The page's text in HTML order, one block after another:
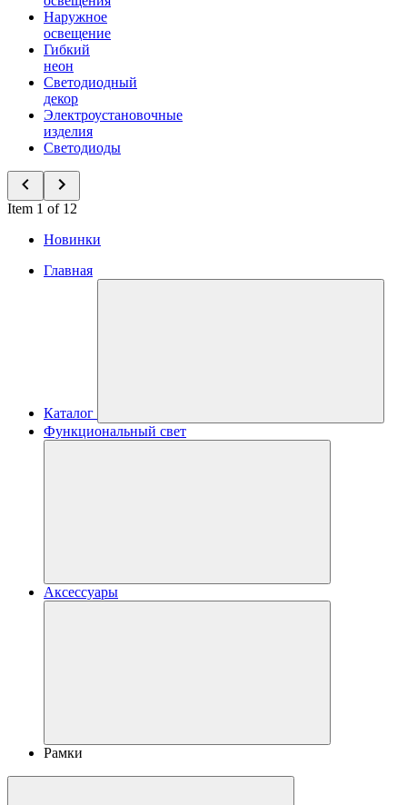
Наружное
освещение
Гибкий
неон
Светодиодный
декор
Электроустановочные
изделия
Светодиоды
Item 1 of 12
Новинки
Главная
Каталог
Функциональный свет
Аксессуары
Рамки